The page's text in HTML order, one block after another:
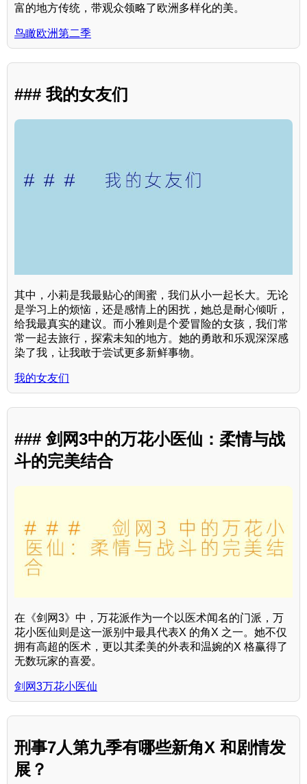
富的地方传统，带观众领略了欧洲多样化的美。
鸟瞰欧洲第二季
### 我的女友们
其中，小莉是我最贴心的闺蜜，我们从小一起长大。无论
是学习上的烦恼，还是感情上的困扰，她总是耐心倾听，
给我最真实的建议。而小雅则是个爱冒险的女孩，我们常
常一起去旅行，探索未知的地方。她的勇敢和乐观深深感
染了我，让我敢于尝试更多新鲜事物。
我的女友们
### 剑网3中的万花小医仙：柔情与战
斗的完美结合
在《剑网3》中，万花派作为一个以医术闻名的门派，万
花小医仙则是这一派别中最具代表X 的角X 之一。她不仅
拥有高超的医术，更以其柔美的外表和温婉的X 格赢得了
无数玩家的喜爱。
剑网3万花小医仙
刑事7人第九季有哪些新角X 和剧情发
展？